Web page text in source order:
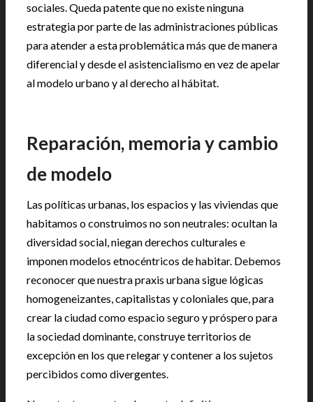
sociales. Queda patente que no existe ninguna
estrategia por parte de las administraciones públicas
para atender a esta problemática más que de manera
diferencial y desde el asistencialismo en vez de apelar
al modelo urbano y al derecho al hábitat.
Reparación, memoria y cambio
de modelo
Las políticas urbanas, los espacios y las viviendas que
habitamos o construimos no son neutrales: ocultan la
diversidad social, niegan derechos culturales e
imponen modelos etnocéntricos de habitar. Debemos
reconocer que nuestra praxis urbana sigue lógicas
homogeneizantes, capitalistas y coloniales que, para
crear la ciudad como espacio seguro y próspero para
la sociedad dominante, construye territorios de
excepción en los que relegar y contener a los sujetos
percibidos como divergentes.